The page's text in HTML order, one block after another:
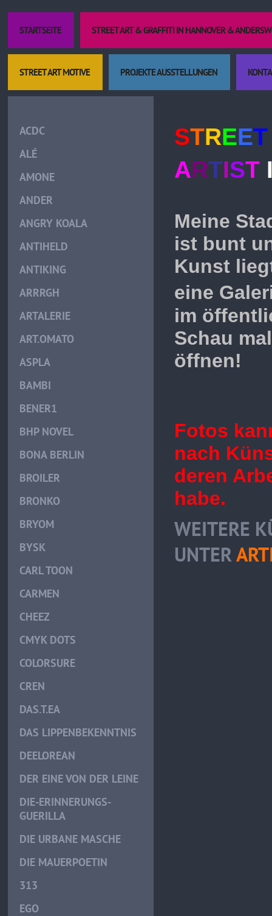
STARTSEITE STREET ART & GRAFFITI IN HANNOVER &
STREET ART MOTIVE PROJEKTE AUSSTELLUNGEN
ACDC
ALÉ
AMONE
ANDER
ANGRY KOALA
ANTIHELD
ANTIKING
ARRRGH
ARTALERIE
ART.OMATO
ASPLA
BAMBI
BENER1
BHP NOVEL
BONA BERLIN
BROILER
BRONKO
BRYOM
BYSK
CARL TOON
CARMEN
CHEEZ
CMYK DOTS
COLORSURE
CREN
DAS.T.EA
DAS LIPPENBEKENNTNIS
DEELOREAN
DER EINE VON DER LEINE
DIE-ERINNERUNGS-
GUERILLA
DIE URBANE MASCHE
DIE MAUERPOETIN
313
EGO
STREET
ARTIST
Meine
ist bunt
Kunst
eine
im
Schau
öffnen!
Fotos
nach
deren
habe.
WEITERE
UNTER